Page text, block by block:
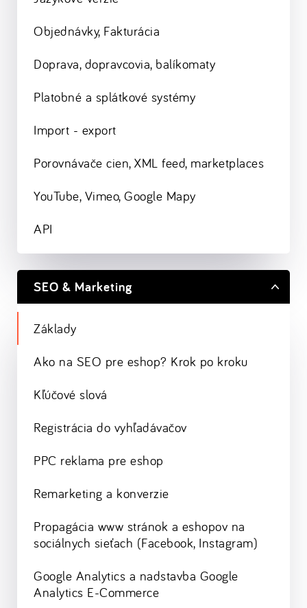
Objednávky, Fakturácia
Doprava, dopravcovia, balíkomaty
Platobné a splátkové systémy
Import - export
Porovnávače cien, XML feed, marketplaces
YouTube, Vimeo, Google Mapy
API
SEO & Marketing
Základy
Ako na SEO pre eshop? Krok po kroku
Kľúčové slová
Registrácia do vyhľadávačov
PPC reklama pre eshop
Remarketing a konverzie
Propagácia www stránok a eshopov na
sociálnych sieťach (Facebook, Instagram)
Google Analytics a nadstavba Google
Analytics E-Commerce